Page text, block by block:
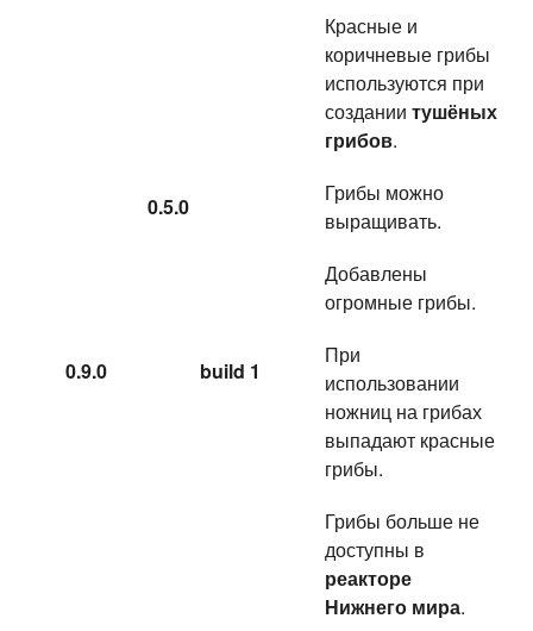
Красные и
коричневые грибы
используются при
создании тушёных
грибов.
0.5.0
Грибы можно
выращивать.
0.9.0 build 1
Добавлены
огромные грибы.
При
использовании
ножниц на грибах
выпадают красные
грибы.
Грибы больше не
доступны в
реакторе
Нижнего мира.